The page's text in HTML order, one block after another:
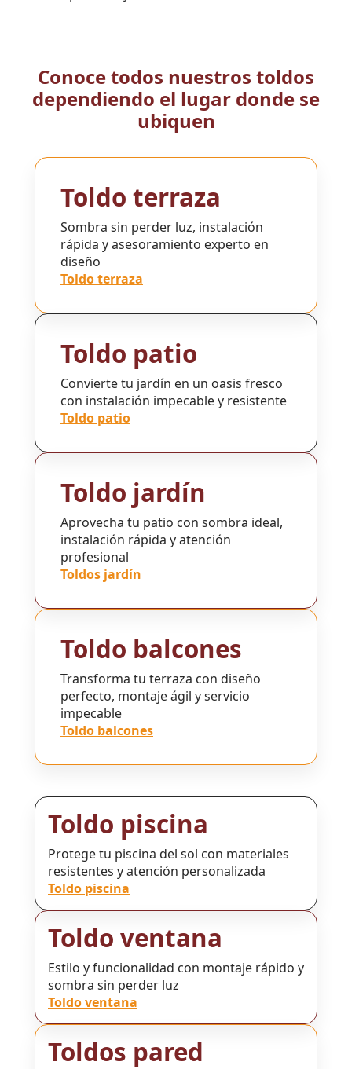
Conoce todos nuestros toldos
dependiendo el lugar donde se
ubiquen
Toldo terraza
Sombra sin perder luz, instalación
rápida y asesoramiento experto en
diseño
Toldo terraza
Toldo patio
Convierte tu jardín en un oasis fresco
con instalación impecable y resistente
Toldo patio
Toldo jardín
Aprovecha tu patio con sombra ideal,
instalación rápida y atención
profesional
Toldos jardín
Toldo balcones
Transforma tu terraza con diseño
perfecto, montaje ágil y servicio
impecable
Toldo balcones
Toldo piscina
Protege tu piscina del sol con materiales
resistentes y atención personalizada
Toldo piscina
Toldo ventana
Estilo y funcionalidad con montaje rápido y
sombra sin perder luz
Toldo ventana
Toldos pared